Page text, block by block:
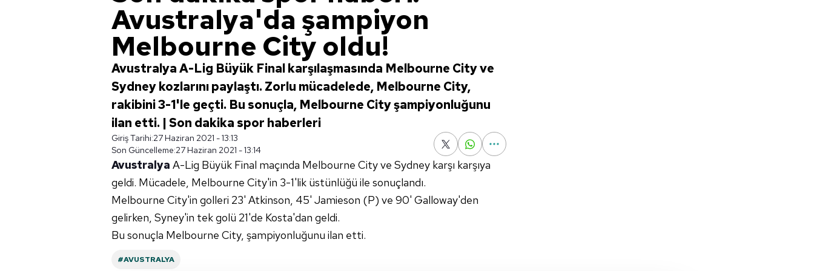
Avustralya'da şampiyon
Melbourne City oldu!
Avustralya A-Lig Büyük Final karşılaşmasında Melbourne City ve
Sydney kozlarını paylaştı. Zorlu mücadelede, Melbourne City,
rakibini 3-1'le geçti. Bu sonuçla, Melbourne City şampiyonluğunu
ilan etti. | Son dakika spor haberleri
Giriş Tarihi:27 Haziran 2021 - 13:13
Son Güncelleme:27 Haziran 2021 - 13:14
Avustralya A-Lig Büyük Final maçında Melbourne City ve Sydney karşı karşıya
geldi. Mücadele, Melbourne City'in 3-1'lik üstünlüğü ile sonuçlandı.
Melbourne City'in golleri 23' Atkinson, 45' Jamieson (P) ve 90' Galloway'den
gelirken, Syney'in tek golü 21'de Kosta'dan geldi.
Bu sonuçla Melbourne City, şampiyonluğunu ilan etti.
#AVUSTRALYA